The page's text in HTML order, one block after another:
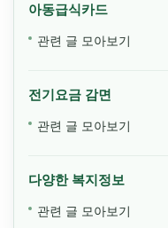
아동급식카드
관련 글 모아보기
전기요금 감면
관련 글 모아보기
다양한 복지정보
관련 글 모아보기